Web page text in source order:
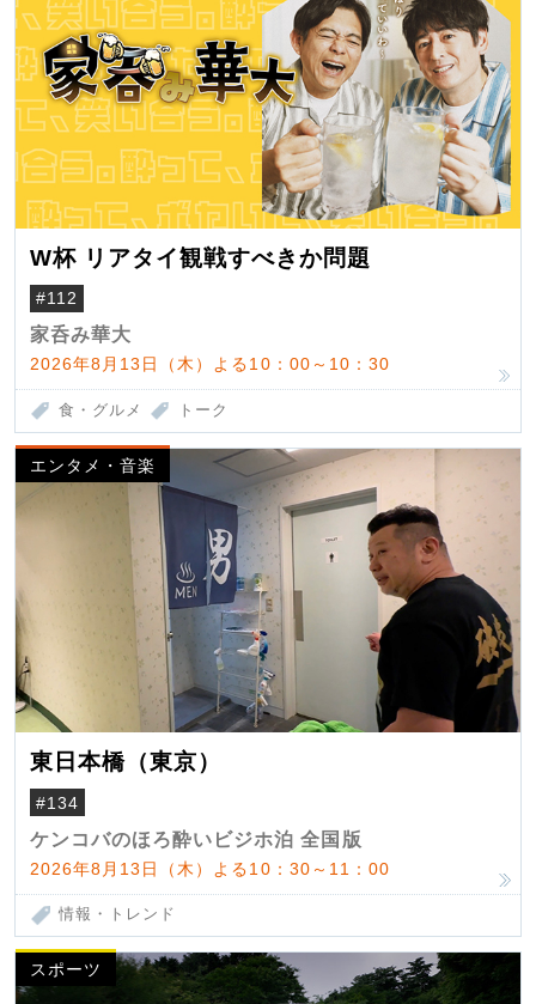
W杯 リアタイ観戦すべきか問題
#112
家呑み華大
2026年8月13日（木）よる10：00～10：30
食・グルメ トーク
エンタメ・音楽
東日本橋（東京）
#134
ケンコバのほろ酔いビジホ泊 全国版
2026年8月13日（木）よる10：30～11：00
情報・トレンド
スポーツ